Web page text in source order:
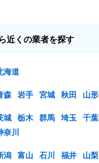
近くの業者を探す
海道
森 岩手 宮城 秋田 山形
城 栃木 群馬 埼玉 千葉
奈川
潟 富山 石川 福井 山梨